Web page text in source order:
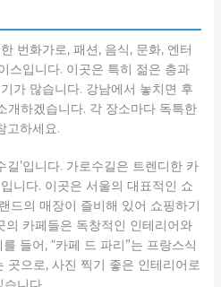
번화가로, 패션, 음식, 문화, 엔터
스입니다. 이곳은 특히 젊은 층과
가 많습니다. 강남에서 놓치면 후
개하겠습니다. 각 장소마다 독특한
고하세요.
길’입니다. 가로수길은 트렌디한 카
니다. 이곳은 서울의 대표적인 쇼
드의 매장이 즐비해 있어 쇼핑하기
의 카페들은 독창적인 인테리어와
들어, “카페 드 파리”는 프랑스식
곳으로, 사진 찍기 좋은 인테리어로